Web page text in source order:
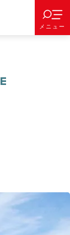
メニュー